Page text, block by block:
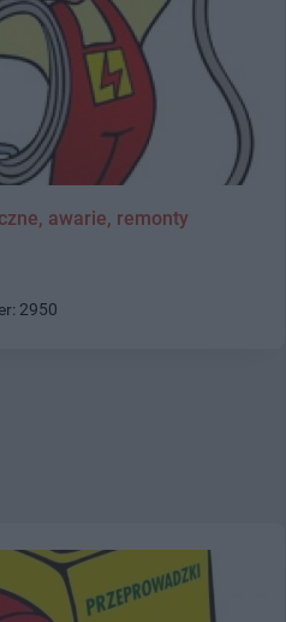
awarie, remonty
2950